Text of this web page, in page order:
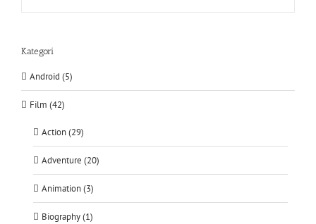
Kategori
Android (5)
Film (42)
Action (29)
Adventure (20)
Animation (3)
Biography (1)